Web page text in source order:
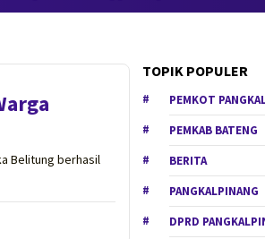
Belitung berhasil
TOPIK POPULER
PEMKOT
PEMKAB BATENG
BERITA
PANGKALPINANG
DPRD